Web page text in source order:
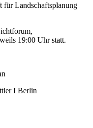
für Landschaftsplanung
19:00 Uhr statt.
I Berlin